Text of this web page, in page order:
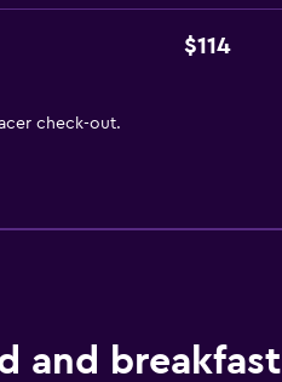
$114
check-out.
and breakfast